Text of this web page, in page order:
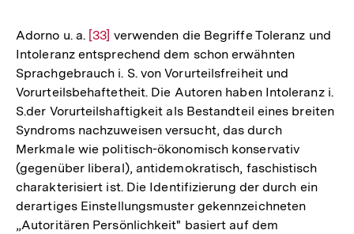
Adorno u. a. Zur
Auflösung
der
Fußnote
[33] verwenden die Begriffe Toleranz und
Intoleranz entsprechend dem schon erwähnten
Sprachgebrauch i. S. von Vorurteilsfreiheit und
Vorurteilsbehaftetheit. Die Autoren haben Intoleranz i.
S.der Vorurteilshaftigkeit als Bestandteil eines breiten
Syndroms nachzuweisen versucht, das durch
Merkmale wie politisch-ökonomisch konservativ
(gegenüber liberal), antidemokratisch, faschistisch
charakterisiert ist. Die Identifizierung der durch ein
derartiges Einstellungsmuster gekennzeichneten
„Autoritären Persönlichkeit" basiert auf dem